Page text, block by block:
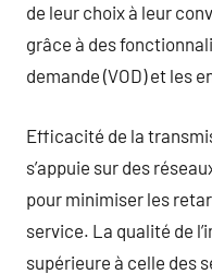
de leur choix à leur
grâce à des
demande (VOD) et les
Efficacité de la
s’appuie sur des
pour minimiser les
service. La qualité de
supérieure à celle des